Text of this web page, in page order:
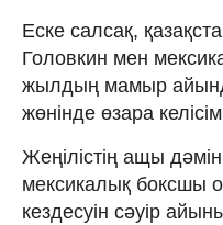
Еске салсақ,
Головкин мен
жылдың мамыр
жөнінде өзара
Жеңілістің ащы
мексикалық боксшы
кездесуін сәуір